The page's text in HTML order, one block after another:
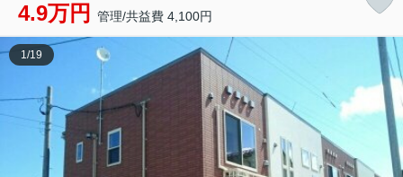
4.9万円 管理/共益費 4,100円
1/19